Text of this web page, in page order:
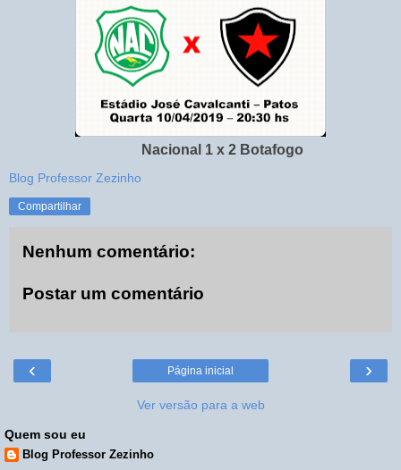
Nacional 1 x 2 Botafogo
Blog Professor Zezinho
Compartilhar
Nenhum comentário:
Postar um comentário
‹ ›
Página inicial
Ver versão para a web
Quem sou eu
Blog Professor Zezinho